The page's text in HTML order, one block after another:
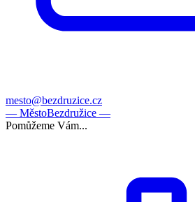
mesto@bezdruzice.cz
— MěstoBezdružice —
Pomůžeme Vám...